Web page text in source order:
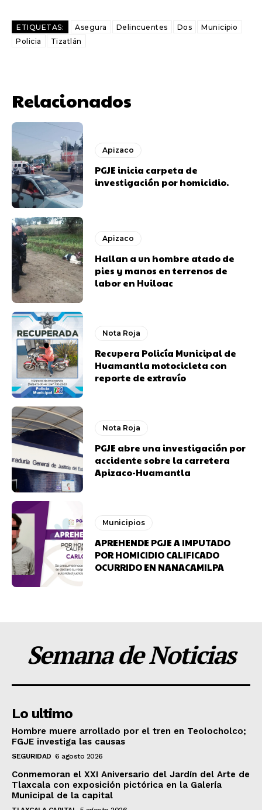
ETIQUETAS: Asegura Delincuentes Dos
Municipio
Policia
Tizatlán
Relacionados
Apizaco
PGJE inicia carpeta de
investigación por homicidio.
Apizaco
Hallan a un hombre atado de
pies y manos en terrenos de
labor en Huiloac
Nota Roja
Recupera Policía Municipal de
Huamantla motocicleta con
reporte de extravío
Nota Roja
PGJE abre una investigación por
accidente sobre la carretera
Apizaco-Huamantla
Municipios
APREHENDE PGJE A IMPUTADO
POR HOMICIDIO CALIFICADO
OCURRIDO EN NANACAMILPA
Semana de Noticias
Lo ultimo
Hombre muere arrollado por el tren en Teolocholco;
FGJE investiga las causas
SEGURIDAD 6 agosto 2026
Conmemoran el XXI Aniversario del Jardín del Arte de
Tlaxcala con exposición pictórica en la Galería
Municipal de la capital